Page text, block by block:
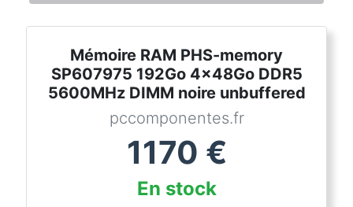
Mémoire RAM PHS-memory
SP607975 192Go 4x48Go DDR5
5600MHz DIMM noire unbuffered
pccomponentes.fr
1170 €
En stock